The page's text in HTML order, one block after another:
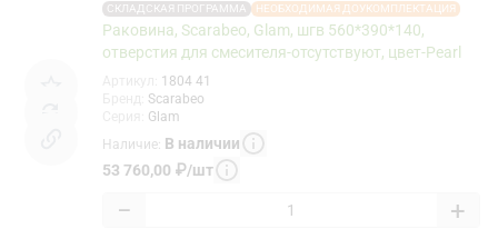
СКЛАДСКАЯ ПРОГРАММА НЕОБХОДИМАЯ ДОУКОМПЛЕКТАЦИЯ
Раковина, Scarabeo, Glam, шгв 560*390*140,
отверстия для смесителя-отсутствуют, цвет-Pearl
1804 41
Scarabeo
Glam
Наличие: В наличии
53 760,00 ₽/шт
− +